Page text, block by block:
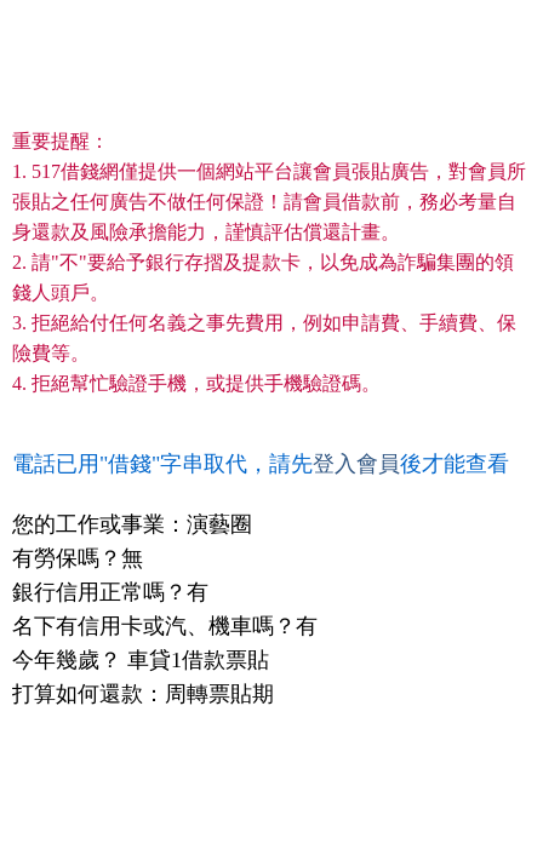
重要提醒：
1. 517借錢網僅提供一個網站平台讓會員張貼廣告，對會員所
張貼之任何廣告不做任何保證！請會員借款前，務必考量自
身還款及風險承擔能力，謹慎評估償還計畫。
2. 請"不"要給予銀行存摺及提款卡，以免成為詐騙集團的領
錢人頭戶。
3. 拒絕給付任何名義之事先費用，例如申請費、手續費、保
險費等。
4. 拒絕幫忙驗證手機，或提供手機驗證碼。
電話已用"借錢"字串取代，請先登入會員後才能查看
您的工作或事業：演藝圈
有勞保嗎？無
銀行信用正常嗎？有
名下有信用卡或汽、機車嗎？有
今年幾歲？ 車貸1借款票貼
打算如何還款：周轉票貼期